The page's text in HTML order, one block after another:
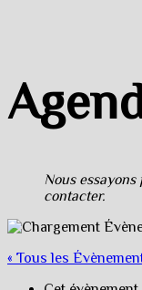
Nous
contacter.
« Tous les